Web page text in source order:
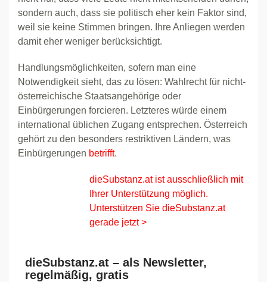
sondern auch, dass sie politisch eher kein Faktor sind,
weil sie keine Stimmen bringen. Ihre Anliegen werden
damit eher weniger berücksichtigt.
Handlungsmöglichkeiten, sofern man eine
Notwendigkeit sieht, das zu lösen: Wahlrecht für nicht-
österreichische Staatsangehörige oder
Einbürgerungen forcieren. Letzteres würde einem
international üblichen Zugang entsprechen. Österreich
gehört zu den besonders restriktiven Ländern, was
Einbürgerungen betrifft.
dieSubstanz.at ist ausschließlich mit
Ihrer Unterstützung möglich.
Unterstützen Sie dieSubstanz.at
gerade jetzt >
dieSubstanz.at – als Newsletter,
regelmäßig, gratis